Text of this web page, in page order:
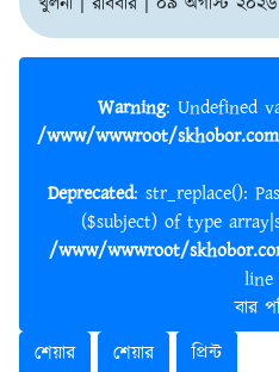
Warning : Undefined
/www/wwwroot/
Deprecated: str_replace(): Passing null to parameter #3
($subject) of type
/www/wwwroot/
line
বার
শেয়ার
শেয়ার প্রিন্ট